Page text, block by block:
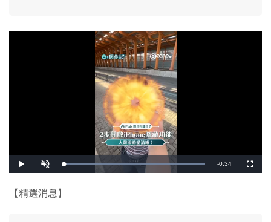
播
放
開
啟
載
入
剩
-0:34
全
螢
【精選消息】